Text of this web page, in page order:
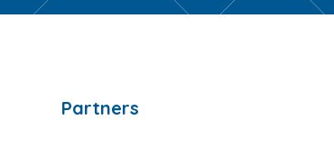
Partners